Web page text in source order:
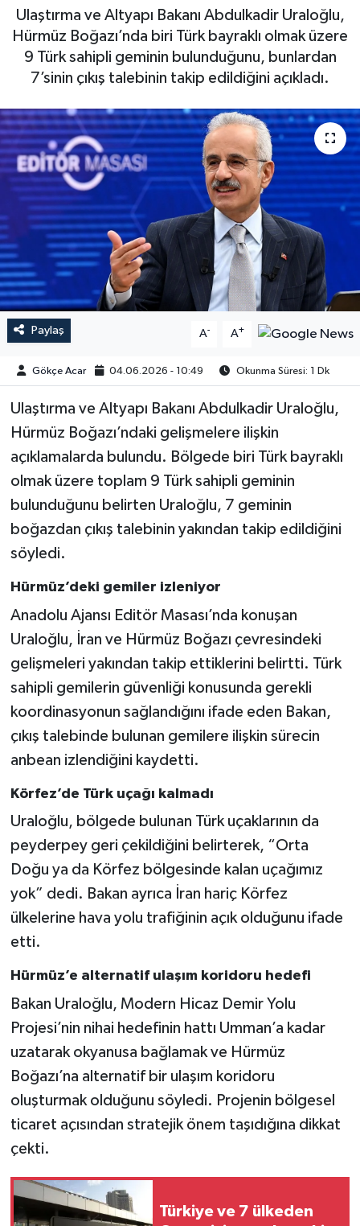
Ulaştırma ve Altyapı Bakanı Abdulkadir Uraloğlu,
Hürmüz Boğazı’nda biri Türk bayraklı olmak üzere
9 Türk sahipli geminin bulunduğunu, bunlardan
7’sinin çıkış talebinin takip edildiğini açıkladı.
Paylaş A- A+
Gökçe Acar 04.06.2026 - 10:49 Okunma Süresi: 1 Dk
Ulaştırma ve Altyapı Bakanı Abdulkadir Uraloğlu,
Hürmüz Boğazı’ndaki gelişmelere ilişkin
açıklamalarda bulundu. Bölgede biri Türk bayraklı
olmak üzere toplam 9 Türk sahipli geminin
bulunduğunu belirten Uraloğlu, 7 geminin
boğazdan çıkış talebinin yakından takip edildiğini
söyledi.
Hürmüz’deki gemiler izleniyor
Anadolu Ajansı Editör Masası’nda konuşan
Uraloğlu, İran ve Hürmüz Boğazı çevresindeki
gelişmeleri yakından takip ettiklerini belirtti. Türk
sahipli gemilerin güvenliği konusunda gerekli
koordinasyonun sağlandığını ifade eden Bakan,
çıkış talebinde bulunan gemilere ilişkin sürecin
anbean izlendiğini kaydetti.
Körfez’de Türk uçağı kalmadı
Uraloğlu, bölgede bulunan Türk uçaklarının da
peyderpey geri çekildiğini belirterek, “Orta
Doğu ya da Körfez bölgesinde kalan uçağımız
yok” dedi. Bakan ayrıca İran hariç Körfez
ülkelerine hava yolu trafiğinin açık olduğunu ifade
etti.
Hürmüz’e alternatif ulaşım koridoru hedefi
Bakan Uraloğlu, Modern Hicaz Demir Yolu
Projesi’nin nihai hedefinin hattı Umman’a kadar
uzatarak okyanusa bağlamak ve Hürmüz
Boğazı’na alternatif bir ulaşım koridoru
oluşturmak olduğunu söyledi. Projenin bölgesel
ticaret açısından stratejik önem taşıdığına dikkat
çekti.
Türkiye ve 7 ülkeden